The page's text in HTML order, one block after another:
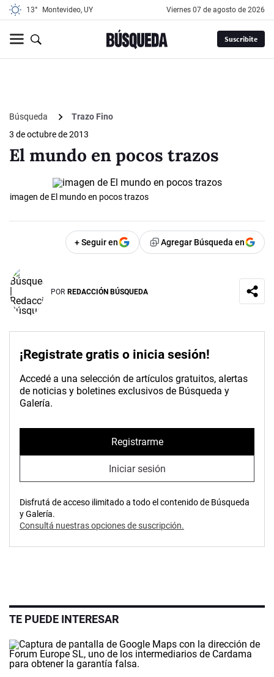
13° Montevideo, UY viernes 07 de agosto de 2026
Suscribite
Búsqueda
Trazo Fino
3 de octubre de 2013
El mundo en pocos trazos
imagen de El mundo en pocos trazos
+ Seguir en Agregar Búsqueda en
POR REDACCIÓN BÚSQUEDA
¡Registrate gratis o inicia sesión!
Accedé a una selección de artículos gratuitos, alertas
de noticias y boletines exclusivos de Búsqueda y
Galería.
Registrarme
Iniciar sesión
Disfrutá de acceso ilimitado a todo el contenido de Búsqueda
y Galería.
Consultá nuestras opciones de suscripción.
TE PUEDE INTERESAR